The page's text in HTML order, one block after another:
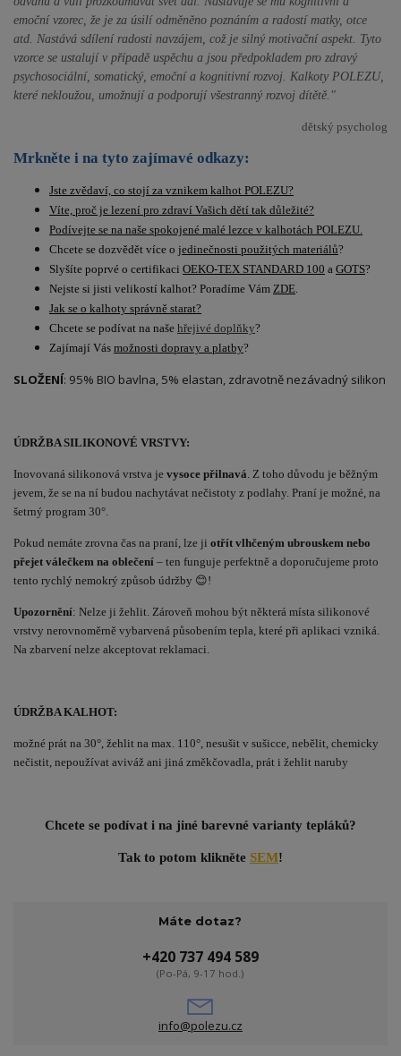
emoční vzorec, že je za úsilí odměněno poznáním a radostí matky, otce
atd. Nastává sdílení radosti navzájem, což je silný motivační aspekt. Tyto
vzorce se ustalují v případě uspěchu a jsou předpokladem pro zdravý
psychosociální, somatický, emoční a kognitivní rozvoj. Kalkoty POLEZU,
které nekloužou, umožnují a podporují všestranný rozvoj dítětě. "
dětský psycholog
Mrkněte i na tyto zajímavé odkazy:
Jste zvědaví, co stojí za vznikem kalhot POLEZU?
Víte, proč je lezení pro zdraví Vašich dětí tak důležité?
Podívejte se na naše spokojené malé lezce v kalhotách POLEZU.
Chcete se dozvědět více o jedinečnosti použitých materiálů?
Slyšíte poprvé o certifikaci OEKO-TEX STANDARD 100 a GOTS?
Nejste si jisti velikostí kalhot? Poradíme Vám ZDE
Jak se o kalhoty správně starat?
Chcete se podívat na naše hřejivé doplňky?
Zajímají Vás možnosti dopravy a platby?
SLOŽENÍ: 95% BIO bavlna, 5% elastan, zdravotně nezávadný silikon
ÚDRŽBA SILIKONOVÉ VRSTVY:
Inovovaná silikonová vrstva je vysoce přilnavá . Z toho důvodu je běžným
jevem, že se na ní budou nachytávat nečistoty z podlahy. Praní je možné, na
šetrný program 30°.
Pokud nemáte zrovna čas na praní, lze ji otřít vlhčeným ubrouskem nebo
přejet válečkem na oblečení – ten funguje perfektně a doporučujeme proto
tento rychlý nemokrý způsob údržby 😊!
Upozornění: Nelze ji žehlit. Zároveň mohou být některá místa silikonové
vrstvy nerovnoměrně vybarvená působením tepla, které při aplikaci vzniká.
Na zbarvení nelze akceptovat reklamaci.
ÚDRŽBA KALHOT:
možné prát na 30°, žehlit na max. 110°, nesušit v sušicce, nebělit, chemicky
nečistit, nepoužívat aviváž ani jiná změkčovadla, prát i žehlit naruby
Chcete se podívat i na jiné barevné varianty tepláků?
Tak to potom klikněte SEM!
Máte dotaz?
+420 737 494 589
(Po-Pá, 9-17 hod.)
info@polezu.cz